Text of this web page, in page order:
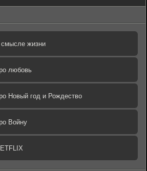
жизни
любовь
Новый год и Рождество
Войну